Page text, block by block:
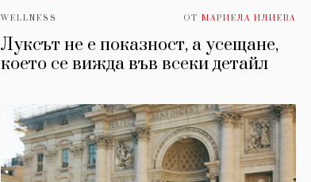
WELLNESS ОТ МАРИЕЛА ИЛИЕВА
Луксът не е показност, а усещане,
което се вижда във всеки детайл